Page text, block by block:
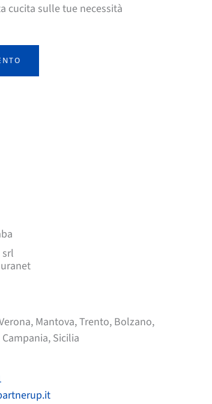
cucita sulle tue necessità
Mantova, Trento, Bolzano,
Sicilia